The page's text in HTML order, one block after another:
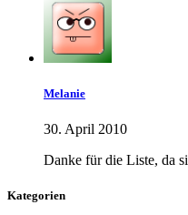
Melanie
30. April 2010
Danke für die Liste, da
Kategorien